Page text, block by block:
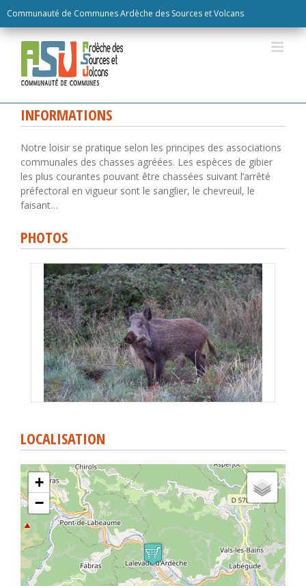
Communauté de Communes Ardèche des Sources et Volcans
to
content
INFORMATIONS
Notre loisir se pratique selon les principes des associations
communales des chasses agréées. Les espèces de gibier
les plus courantes pouvant être chassées suivant l’arrêté
préfectoral en vigueur sont le sanglier, le chevreuil, le
faisant…
PHOTOS
LOCALISATION
+
−